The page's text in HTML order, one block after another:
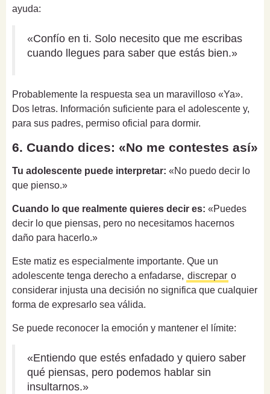
ayuda:
«Confío en ti. Solo necesito que me escribas
cuando llegues para saber que estás bien.»
Probablemente la respuesta sea un maravilloso «Ya».
Dos letras. Información suficiente para el adolescente y,
para sus padres, permiso oficial para dormir.
6. Cuando dices: «No me contestes así»
Tu adolescente puede interpretar: «No puedo decir lo
que pienso.»
Cuando lo que realmente quieres decir es: «Puedes
decir lo que piensas, pero no necesitamos hacernos
daño para hacerlo.»
Este matiz es especialmente importante. Que un
adolescente tenga derecho a enfadarse, discrepar o
considerar injusta una decisión no significa que cualquier
forma de expresarlo sea válida.
Se puede reconocer la emoción y mantener el límite:
«Entiendo que estés enfadado y quiero saber
qué piensas, pero podemos hablar sin
insultarnos.»